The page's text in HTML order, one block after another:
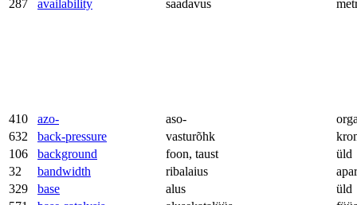
287 availability saadavus
410 azo- aso-
632
back-pressure vasturõhk
106
background foon, taust
üld
32
bandwidth ribalaius
329
base alus
üld